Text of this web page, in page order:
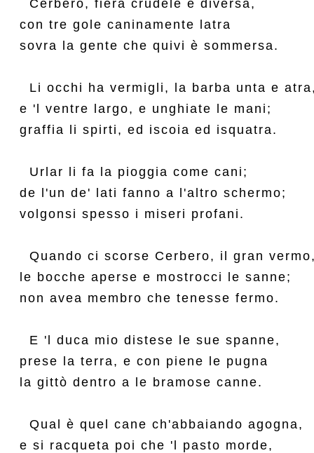
  Cerbero, fiera crudele e diversa,
con tre gole caninamente latra
sovra la gente che quivi è sommersa.
Li occhi ha vermigli, la barba unta e
e 'l ventre largo, e unghiate le mani;
graffia li spirti, ed iscoia ed isquatra.
  Urlar li fa la pioggia come cani;
de l'un de' lati fanno a l'altro schermo;
volgonsi spesso i miseri profani.
Quando ci scorse Cerbero, il gran
le bocche aperse e mostrocci le sanne;
non avea membro che tenesse fermo.
  E 'l duca mio distese le sue spanne,
prese la terra, e con piene le pugna
la gittò dentro a le bramose canne.
  Qual è quel cane ch'abbaiando agogna,
e si racqueta poi che 'l pasto morde,